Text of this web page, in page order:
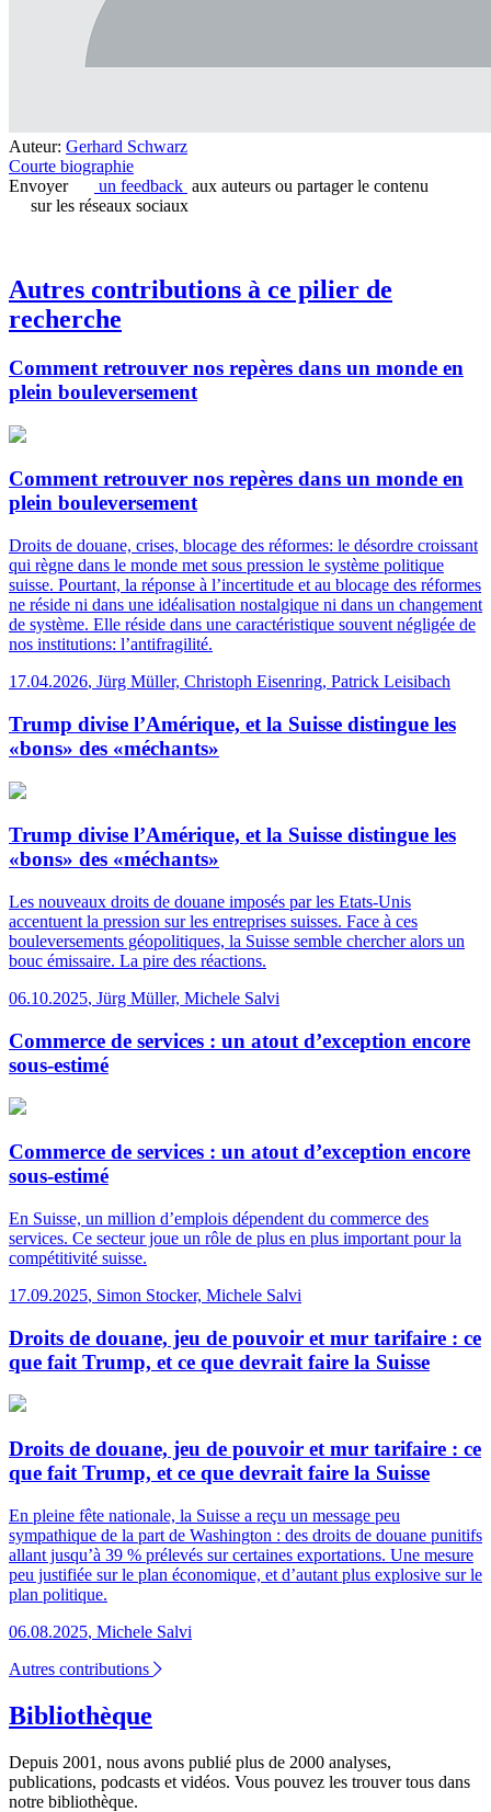
Auteur: Gerhard Schwarz
Courte biographie
Envoyer
un feedback aux auteurs ou partager le contenu
sur les réseaux sociaux
Autres contributions à ce pilier de
recherche
Comment retrouver nos repères dans un monde en
plein bouleversement
Comment retrouver nos repères dans un monde en
plein bouleversement
Droits de douane, crises, blocage des réformes: le désordre croissant
qui règne dans le monde met sous pression le système politique
suisse. Pourtant, la réponse à l’incertitude et au blocage des réformes
ne réside ni dans une idéalisation nostalgique ni dans un changement
de système. Elle réside dans une caractéristique souvent négligée de
nos institutions: l’antifragilité.
17.04.2026, Jürg Müller, Christoph Eisenring, Patrick Leisibach
Trump divise l’Amérique, et la Suisse distingue les
«bons» des «méchants»
Trump divise l’Amérique, et la Suisse distingue les
«bons» des «méchants»
Les nouveaux droits de douane imposés par les Etats-Unis
accentuent la pression sur les entreprises suisses. Face à ces
bouleversements géopolitiques, la Suisse semble chercher alors un
bouc émissaire. La pire des réactions.
06.10.2025, Jürg Müller, Michele Salvi
Commerce de services : un atout d’exception encore
sous-estimé
Commerce de services : un atout d’exception encore
sous-estimé
En Suisse, un million d’emplois dépendent du commerce des
services. Ce secteur joue un rôle de plus en plus important pour la
compétitivité suisse.
17.09.2025, Simon Stocker, Michele Salvi
Droits de douane, jeu de pouvoir et mur tarifaire : ce
que fait Trump, et ce que devrait faire la Suisse
Droits de douane, jeu de pouvoir et mur tarifaire : ce
que fait Trump, et ce que devrait faire la Suisse
En pleine fête nationale, la Suisse a reçu un message peu
sympathique de la part de Washington : des droits de douane punitifs
allant jusqu’à 39 % prélevés sur certaines exportations. Une mesure
peu justifiée sur le plan économique, et d’autant plus explosive sur le
plan politique.
06.08.2025, Michele Salvi
Autres contributions
Bibliothèque
Depuis 2001, nous avons publié plus de 2000 analyses,
publications, podcasts et vidéos. Vous pouvez les trouver tous dans
notre bibliothèque.